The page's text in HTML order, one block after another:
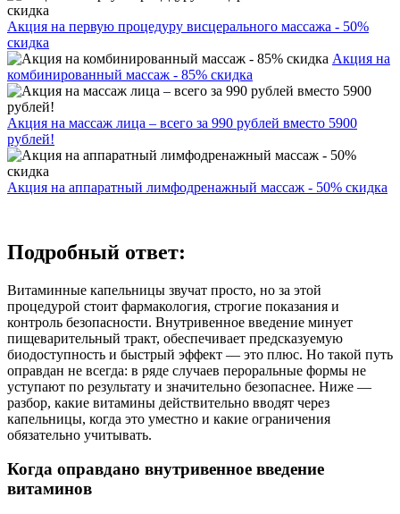
Акция на первую процедуру висцерального массажа - 50%
скидка
Акция на
комбинированный массаж - 85% скидка
Акция на массаж лица – всего за 990 рублей вместо 5900
рублей!
Акция на аппаратный лимфодренажный массаж - 50% скидка
Подробный ответ:
Витаминные капельницы звучат просто, но за этой
процедурой стоит фармакология, строгие показания и
контроль безопасности. Внутривенное введение минует
пищеварительный тракт, обеспечивает предсказуемую
биодоступность и быстрый эффект — это плюс. Но такой путь
оправдан не всегда: в ряде случаев пероральные формы не
уступают по результату и значительно безопаснее. Ниже —
разбор, какие витамины действительно вводят через
капельницы, когда это уместно и какие ограничения
обязательно учитывать.
Когда оправдано внутривенное введение
витаминов